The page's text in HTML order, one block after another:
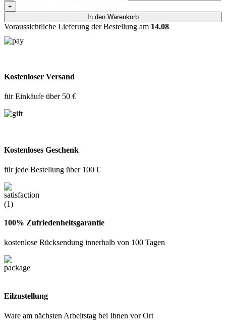
In den Warenkorb
Voraussichtliche Lieferung der Bestellung am 14.08
Kostenloser Versand
für Einkäufe über 50 €
Kostenloses Geschenk
für jede Bestellung über 100 €
100% Zufriedenheitsgarantie
kostenlose Rücksendung innerhalb von 100 Tagen
Eilzustellung
Ware am nächsten Arbeitstag bei Ihnen vor Ort